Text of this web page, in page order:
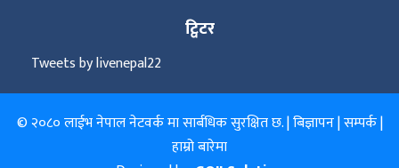
ट्विटर
Tweets by livenepal22
© २०८० लाईभ नेपाल नेटवर्क मा सार्बधिक सुरक्षित छ. |बिज्ञापन|सम्पर्क|
हाम्रो बारेमा